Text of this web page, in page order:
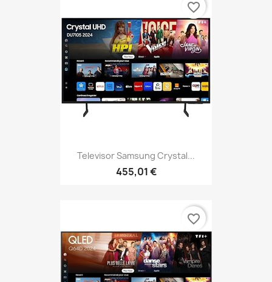
Televisor Samsung Crystal...
455,01 €
favorite_border
favorite_border